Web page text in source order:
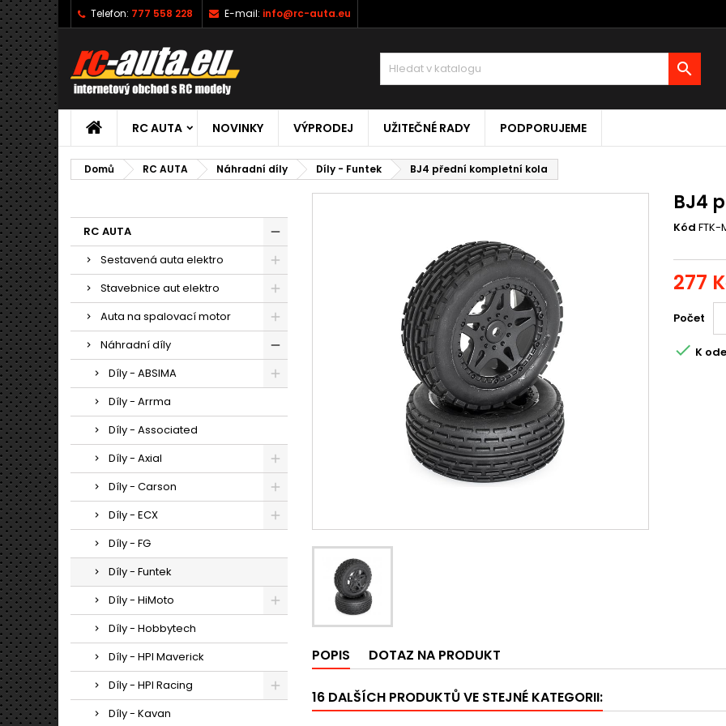
Telefon: 777 558 228 E-mail: info@rc-auta.eu

RC AUTA NOVINKY VÝPRODEJ UŽITEČNÉ RADY PODPORUJEME
Domů RC AUTA Náhradní díly Díly - Funtek BJ4 přední kompletní kola
RC AUTA
Sestavená auta elektro
Stavebnice aut elektro
Auta na spalovací motor
Náhradní díly
Díly - ABSIMA
Díly - Arrma
Díly - Associated
Díly - Axial
Díly - Carson
Díly - ECX
Díly - FG
Díly - Funtek
Díly - HiMoto
Díly - Hobbytech
Díly - HPI Maverick
Díly - HPI Racing
Díly - Kavan
BJ4
Kód
277
Počet
 K
POPIS DOTAZ NA PRODUKT
16 DALŠÍCH PRODUKTŮ VE STEJNÉ KATEGORII: